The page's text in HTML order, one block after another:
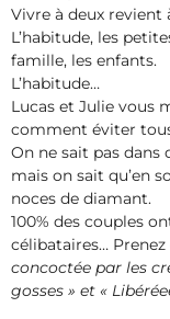
Vivre à deux revient
L’habitude, les
famille, les enfants.
L’habitude…
Lucas et Julie vous
comment éviter
On ne sait pas dans
mais on sait qu’en
noces de diamant.
100% des couples
célibataires… Prenez
concoctée par les
gosses » et «